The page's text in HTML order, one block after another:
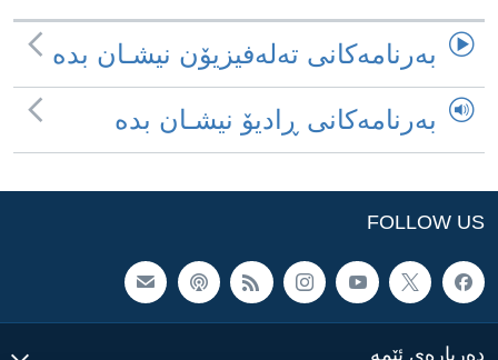
به‌رنامه‌کانی ته‌له‌فیزیۆن نیشـان بده‌
به‌رنامه‌کانی ڕادیۆ نیشـان بده‌
FOLLOW US
ده‌رباره‌ی ئێمه‌